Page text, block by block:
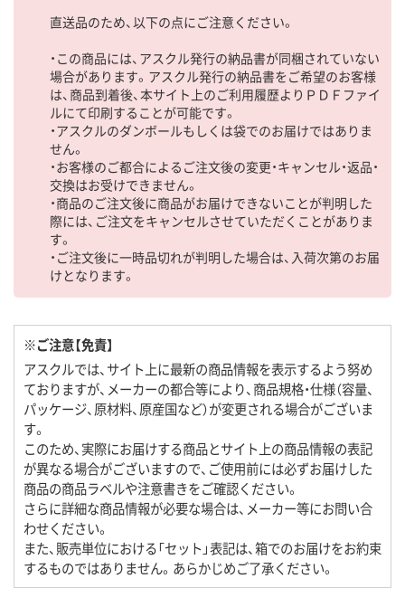
直送品のため、以下の点にご注意ください。
・この商品には、アスクル発行の納品書が同梱されていない
場合があります。アスクル発行の納品書をご希望のお客様
は、商品到着後、本サイト上のご利用履歴よりＰＤＦファイ
ルにて印刷することが可能です。
・アスクルのダンボールもしくは袋でのお届けではありま
せん。
・お客様のご都合によるご注文後の変更・キャンセル・返品・
交換はお受けできません。
・商品のご注文後に商品がお届けできないことが判明した
際には、ご注文をキャンセルさせていただくことがありま
す。
・ご注文後に一時品切れが判明した場合は、入荷次第のお届
けとなります。
※ご注意【免責】
アスクルでは、サイト上に最新の商品情報を表示するよう努め
ておりますが、メーカーの都合等により、商品規格・仕様（容量、
パッケージ、原材料、原産国など）が変更される場合がございま
す。
このため、実際にお届けする商品とサイト上の商品情報の表記
が異なる場合がございますので、ご使用前には必ずお届けした
商品の商品ラベルや注意書きをご確認ください。
さらに詳細な商品情報が必要な場合は、メーカー等にお問い合
わせください。
また、販売単位における「セット」表記は、箱でのお届けをお約束
するものではありません。あらかじめご了承ください。